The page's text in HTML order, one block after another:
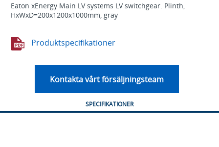
Eaton xEnergy Main LV systems LV switchgear. Plinth,
HxWxD=200x1200x1000mm, gray
Produktspecifikationer
Kontakta vårt försäljningsteam
SPECIFIKATIONER